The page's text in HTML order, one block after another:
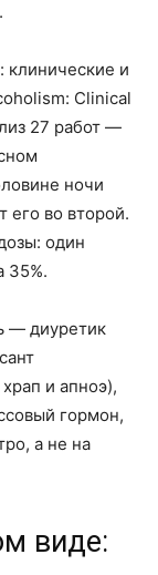
клинические и
Clinical
27 работ —
ночи
его во второй.
один
35%.
— диуретик
и апноэ),
гормон,
а не на
виде: